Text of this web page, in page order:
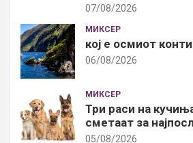
07/08/2026
МИКСЕР
кој е осмиот
06/08/2026
МИКСЕР
Три раси на
сметаат за
05/08/2026